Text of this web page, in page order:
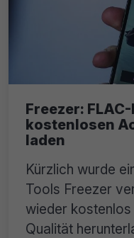
Freezer:
kostenlosen
laden
Kürzlich wurde
Tools Freezer
wieder
Qualität